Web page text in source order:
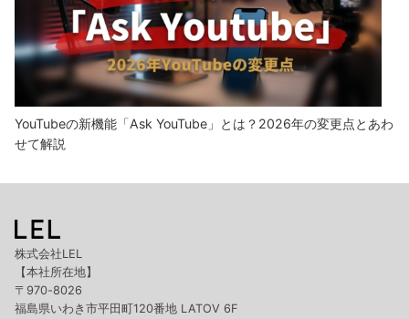
YouTubeの新機能「Ask YouTube」とは？2026年の変更点とあわ
せて解説
株式会社LEL
【本社所在地】
〒970-8026
福島県いわき市平田町120番地 LATOV 6F